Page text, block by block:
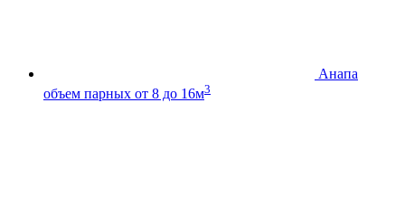
Анапа
объем парных от 8 до 16м3